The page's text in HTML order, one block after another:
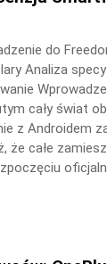
do
Analiza
cały świat
z Androidem
że całe